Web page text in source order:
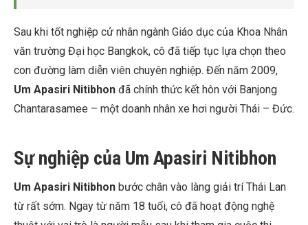
Sau khi tốt nghiệp cử nhân ngành Giáo dục của Khoa Nhân
văn trường Đại học Bangkok, cô đã tiếp tục lựa chọn theo
con đường làm diễn viên chuyên nghiệp. Đến năm 2009,
Um Apasiri Nitibhon đã chính thức kết hôn với Banjong
Chantarasamee – một doanh nhân xe hơi người Thái – Đức.
Sự nghiệp của Um Apasiri Nitibhon
Um Apasiri Nitibhon bước chân vào làng giải trí Thái Lan
từ rất sớm. Ngay từ năm 18 tuổi, cô đã hoạt động nghệ